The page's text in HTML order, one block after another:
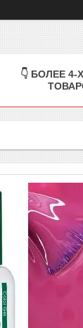
👇 БОЛЕЕ